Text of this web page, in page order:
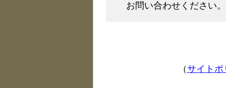
お問い合わせください。
（サイトポ